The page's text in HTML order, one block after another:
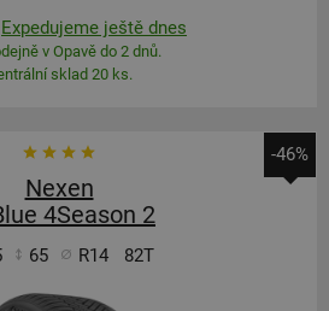
Expedujeme ještě dnes
v Opavě do 2 dnů.
sklad 20 ks.
-46%
Nexen
4Season 2
65 R14 82T